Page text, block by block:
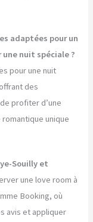
adaptées pour un
nuit spéciale ?
pour une nuit
des
profiter d’une
unique
Souilly et
une love room à
Booking, où
avis et appliquer